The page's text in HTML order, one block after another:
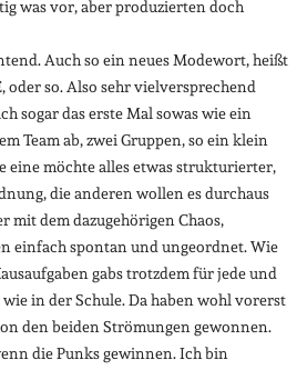
was vor, aber produzierten doch
Auch so ein neues Modewort, heißt
oder so. Also sehr vielversprechend
sogar das erste Mal sowas wie ein
Team ab, zwei Gruppen, so ein klein
eine möchte alles etwas strukturierter,
die anderen wollen es durchaus
mit dem dazugehörigen Chaos,
einfach spontan und ungeordnet. Wie
gabs trotzdem für jede und
in der Schule. Da haben wohl vorerst
den beiden Strömungen gewonnen.
die Punks gewinnen. Ich bin